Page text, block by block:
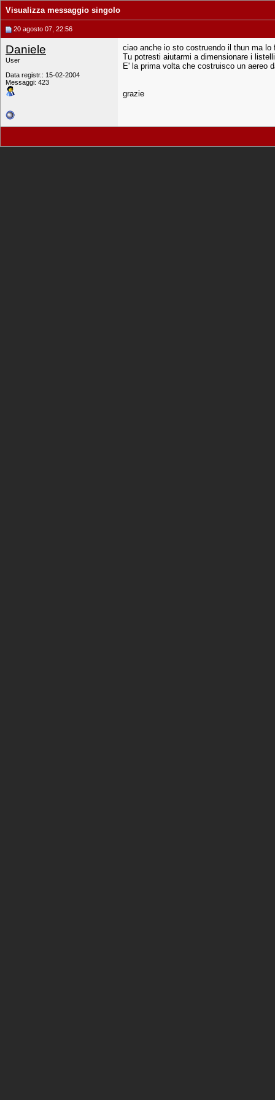
Visualizza messaggio singolo
20 agosto 07, 22:56
Daniele
User
Data registr.: 15-02-2004
Messaggi: 423
ciao anche io sto costruendo il thun ma
Tu potresti aiutarmi a dimensionare i
E' la prima volta che costruisco un aereo
grazie